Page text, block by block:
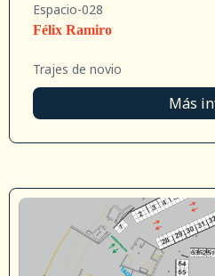
Espacio-028
Félix Ramiro
Trajes de novio
Más